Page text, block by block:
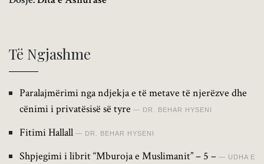
Të Ngjashme
Paralajmërimi nga ndjekja e të metave të njerëzve dhe
cënimi i privatësisë së tyre
DR. BEHAR HYSENI
Fitimi Hallall DR. BEHAR HYSENI
Shpjegimi i librit “Mburoja e Muslimanit” – 5 – UDHA E